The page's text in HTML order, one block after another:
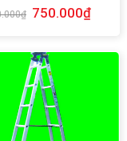
₫ 750.000₫